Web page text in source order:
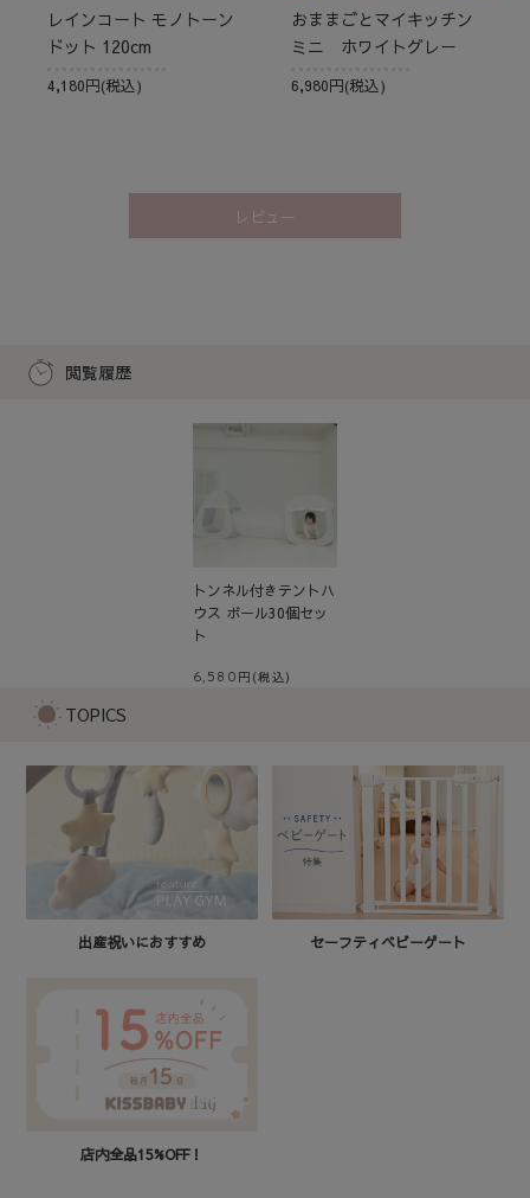
レインコート モノトーン
ドット 120cm
4,180円(税込)
おままごとマイキッチン
ミニ ホワイトグレー
6,980円(税込)
レビュー
閲覧履歴
トンネル付きテントハ
ウス ボール30個セッ
ト
6,580
TOPICS
出産祝いにおすすめ セーフティベビーゲート
店内全品15%OFF！